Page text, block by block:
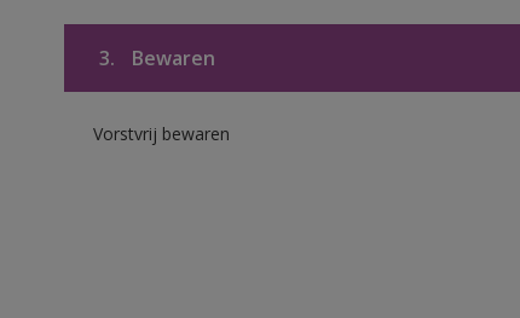
3. Bewaren
Vorstvrij bewaren